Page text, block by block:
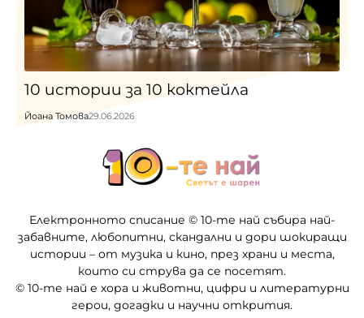
10 истории за 10 коктейла
Йоана Томова29.06.2026
Електронното списание © 10-те най събира най-
забавните, любопитни, скандални и дори шокиращи
истории – от музика и кино, през храни и места,
които си струва да се посетят.
© 10-те най е хора и животни, цифри и литературни
герои, догадки и научни открития.